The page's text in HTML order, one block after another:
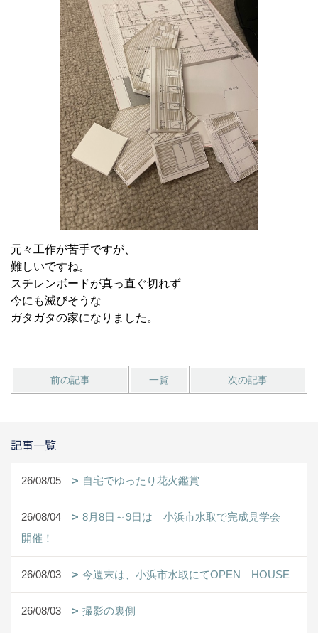
元々工作が苦手ですが、
難しいですね。
スチレンボードが真っ直ぐ切れず
今にも滅びそうな
ガタガタの家になりました。
前の記事 一覧 次の記事
記事一覧
26/08/05 自宅でゆったり花火鑑賞
26/08/04
8月8日～9日は 小浜市水取で完成見学会
開催！
26/08/03 今週末は、小浜市水取にてOPEN HOUSE
26/08/03 撮影の裏側